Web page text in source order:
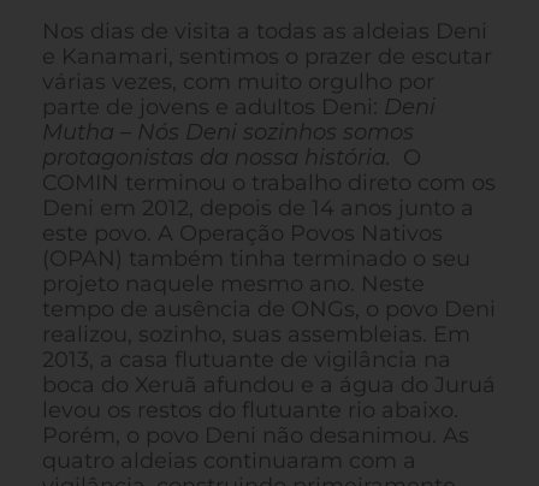
Nos dias de visita a todas as aldeias Deni
e Kanamari, sentimos o prazer de escutar
várias vezes, com muito orgulho por
parte de jovens e adultos Deni: Deni
Mutha – Nós Deni sozinhos somos
protagonistas da nossa história. O
COMIN terminou o trabalho direto com os
Deni em 2012, depois de 14 anos junto a
este povo. A Operação Povos Nativos
(OPAN) também tinha terminado o seu
projeto naquele mesmo ano. Neste
tempo de ausência de ONGs, o povo Deni
realizou, sozinho, suas assembleias. Em
2013, a casa flutuante de vigilância na
boca do Xeruã afundou e a água do Juruá
levou os restos do flutuante rio abaixo.
Porém, o povo Deni não desanimou. As
quatro aldeias continuaram com a